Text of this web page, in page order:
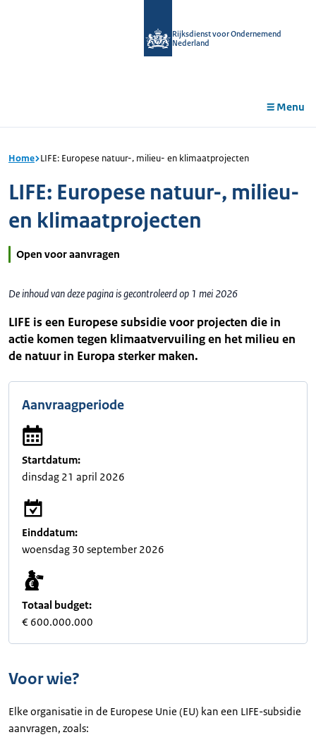
Rijksdienst voor Ondernemend
Nederland
Menu
Home LIFE: Europese natuur-, milieu- en klimaatprojecten
LIFE: Europese natuur-, milieu-
en klimaatprojecten
Open voor aanvragen
De inhoud van deze pagina is gecontroleerd op 1 mei 2026
LIFE is een Europese subsidie voor projecten die in
actie komen tegen klimaatvervuiling en het milieu en
de natuur in Europa sterker maken.
Aanvraagperiode
Startdatum:
dinsdag 21 april 2026
Einddatum:
woensdag 30 september 2026
Totaal budget:
€ 600.000.000
Voor wie?
Elke organisatie in de Europese Unie (EU) kan een LIFE-subsidie
aanvragen, zoals: